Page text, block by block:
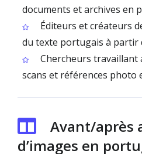
documents et archives en
Éditeurs et créateurs
du texte portugais à partir
Chercheurs travaillant
scans et références photo
Avant/après
d’images en